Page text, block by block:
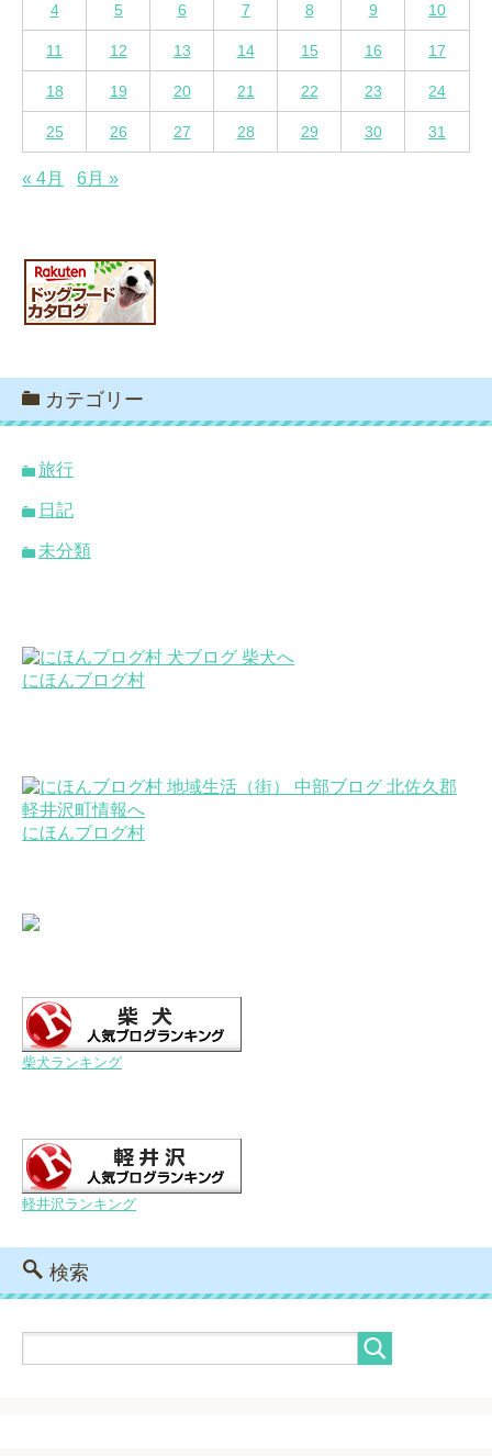
4 5 6 7 8 9 10
11 12 13 14 15 16 17
18 19 20 21 22 23 24
25 26 27 28 29 30 31
« 4月 6月 »
カテゴリー
旅行
日記
未分類
にほんブログ村
にほんブログ村
柴犬ランキング
軽井沢ランキング
検索